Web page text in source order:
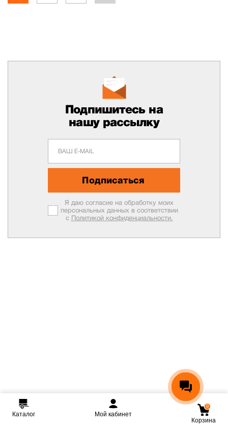
Подпишитесь на
нашу рассылку
Подписаться
Я даю согласие на обработку моих
персональных данных в соответствии
с Политикой конфиденциальности.
Каталог Мой кабинет
0
Корзина